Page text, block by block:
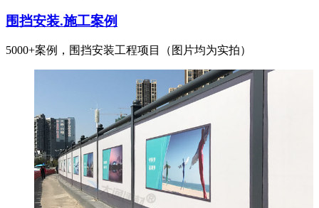
围挡安装.施工案例
5000+案例，围挡安装工程项目（图片均为实拍）